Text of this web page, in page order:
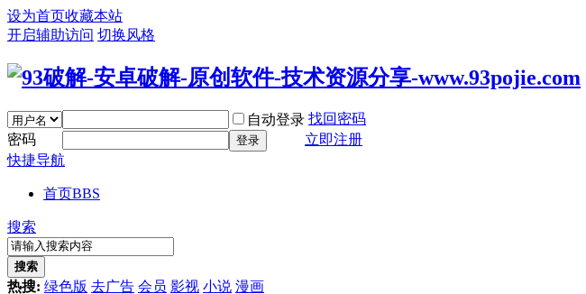
设为首页收藏本站
开启辅助访问 切换风格
自动登录 找回密码
密码
登录
立即注册
快捷导航
首页BBS
搜索
搜索
热搜: 绿色版 去广告 会员 影视 小说 漫画